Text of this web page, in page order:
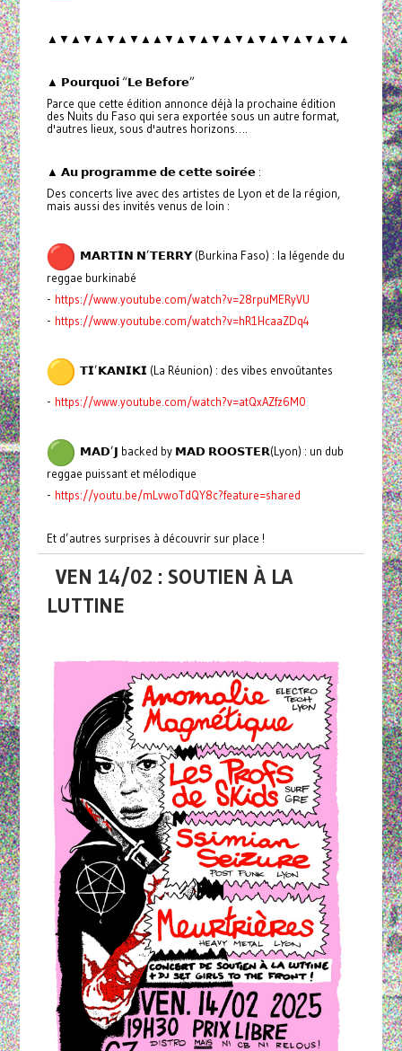
▲▼▲▼▲▼▲▼▲▲▼▲▼▲▼▲▼▲▼▲▼▲▼▲▼▲
▲ 𝗣𝗼𝘂𝗿𝗾𝘂𝗼𝗶 “𝗟𝗲 𝗕𝗲𝗳𝗼𝗿𝗲”
Parce que cette édition annonce déjà la prochaine édition
des Nuits du Faso qui sera exportée sous un autre format,
d'autres lieux, sous d'autres horizons….
▲ 𝗔𝘂 𝗽𝗿𝗼𝗴𝗿𝗮𝗺𝗺𝗲 𝗱𝗲 𝗰𝗲𝘁𝘁𝗲 𝘀𝗼𝗶𝗿𝗲́𝗲 :
Des concerts live avec des artistes de Lyon et de la région,
mais aussi des invités venus de loin :
𝗠𝗔𝗥𝗧𝗜𝗡 𝗡’𝗧𝗘𝗥𝗥𝗬 (Burkina Faso) : la légende du
reggae burkinabé
- https://www.youtube.com/watch?v=28rpuMERyVU
- https://www.youtube.com/watch?v=hR1HcaaZDq4
𝗧𝗜’𝗞𝗔𝗡𝗜𝗞𝗜 (La Réunion) : des vibes envoûtantes
- https://www.youtube.com/watch?v=atQxAZfz6M0
𝗠𝗔𝗗’𝗝 backed by 𝗠𝗔𝗗 𝗥𝗢𝗢𝗦𝗧𝗘𝗥(Lyon) : un dub
reggae puissant et mélodique
- https://youtu.be/mLvwoTdQY8c?feature=shared
Et d’autres surprises à découvrir sur place !
VEN 14/02 : SOUTIEN À LA
LUTTINE